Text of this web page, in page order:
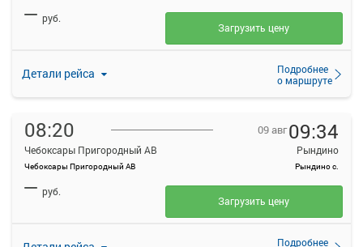
Детали рейса
Подробнее
о маршруте
— руб.
Загрузить цену
08:20
Чебоксары Пригородный АВ
Чебоксары Пригородный АВ
09 авг09:34
Рындино
Рындино с.
Подробнее
— руб.
Загрузить цену